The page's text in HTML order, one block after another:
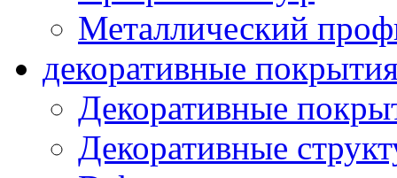
Металлический
декоративные
Декоративные
Декоративные